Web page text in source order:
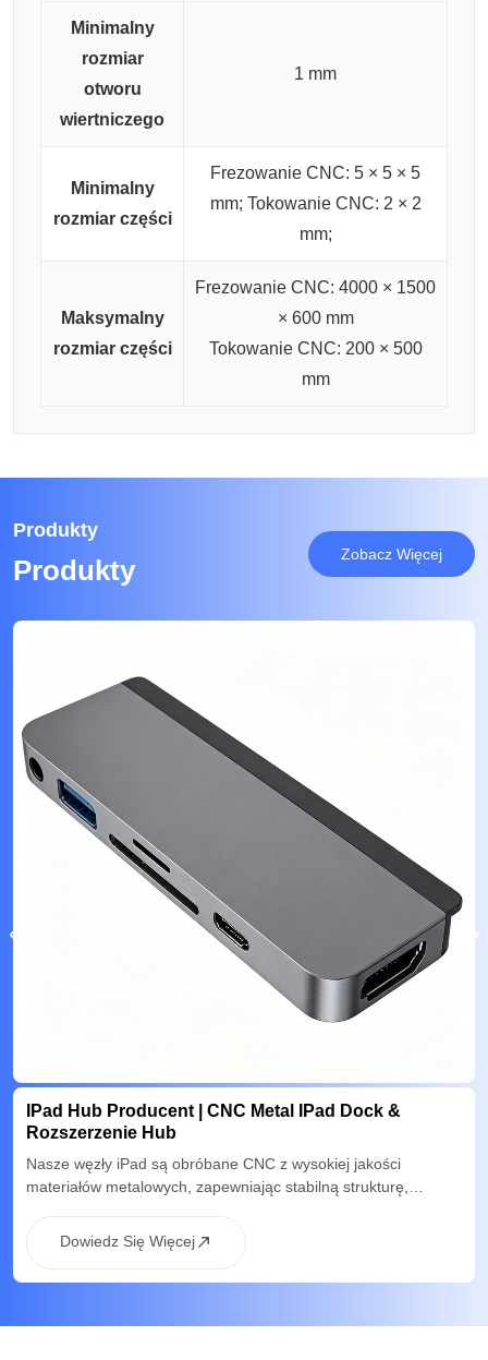
Minimalny
rozmiar
otworu
wiertniczego
1 mm
Minimalny
rozmiar części
Frezowanie CNC: 5 × 5 × 5
mm; Tokowanie CNC: 2 × 2
mm;
Maksymalny
rozmiar części
Frezowanie CNC: 4000 × 1500
× 600 mm
Tokowanie CNC: 200 × 500
mm
Produkty
Produkty Zobacz Więcej
IPad Hub Producent | CNC Metal IPad Dock &
Rozszerzenie Hub
Nasze węzły iPad są obróbane CNC z wysokiej jakości
materiałów metalowych, zapewniając stabilną strukturę,
Dowiedz Się Więcej